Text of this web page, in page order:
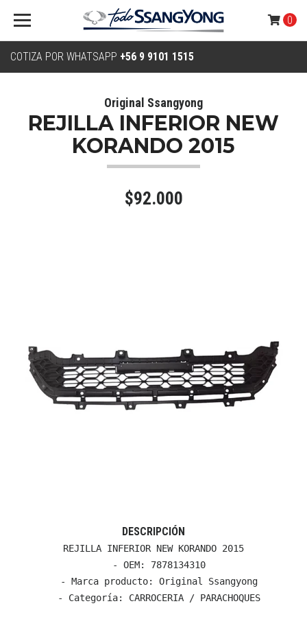
COTIZA POR WHATSAPP +56 9 9101 1515
0
Original Ssangyong
REJILLA INFERIOR NEW
KORANDO 2015
$92.000
DESCRIPCIÓN
REJILLA INFERIOR NEW KORANDO 2015
  - OEM: 7878134310
  - Marca producto: Original Ssangyong
  - Categoría: CARROCERIA / PARACHOQUES